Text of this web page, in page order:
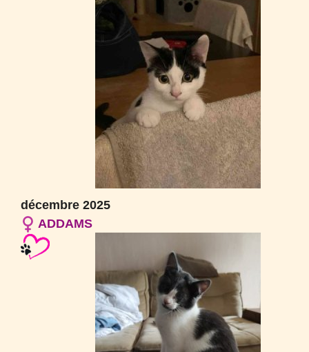
décembre 2025
ADDAMS